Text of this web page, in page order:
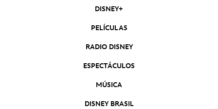
DISNEY+
PELÍCULAS
RADIO DISNEY
ESPECTÁCULOS
MÚSICA
DISNEY BRASIL